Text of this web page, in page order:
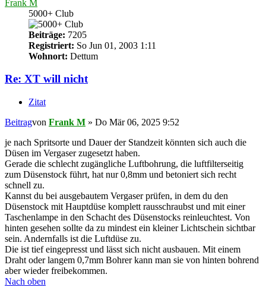
Frank M
5000+ Club
Beiträge: 7205
Registriert: So Jun 01, 2003 1:11
Wohnort: Dettum
Re: XT will nicht
Zitat
Beitragvon Frank M » Do Mär 06, 2025 9:52
je nach Spritsorte und Dauer der Standzeit könnten sich auch die
Düsen im Vergaser zugesetzt haben.
Gerade die schlecht zugängliche Luftbohrung, die luftfilterseitig
zum Düsenstock führt, hat nur 0,8mm und betoniert sich recht
schnell zu.
Kannst du bei ausgebautem Vergaser prüfen, in dem du den
Düsenstock mit Hauptdüse komplett rausschraubst und mit einer
Taschenlampe in den Schacht des Düsenstocks reinleuchtest. Von
hinten gesehen sollte da zu mindest ein kleiner Lichtschein sichtbar
sein. Andernfalls ist die Luftdüse zu.
Die ist tief eingepresst und lässt sich nicht ausbauen. Mit einem
Draht oder langem 0,7mm Bohrer kann man sie von hinten bohrend
aber wieder freibekommen.
Nach oben